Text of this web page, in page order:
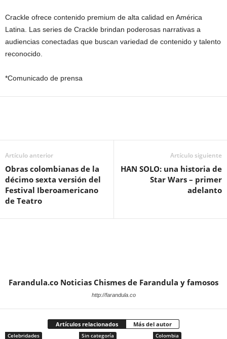
Crackle ofrece contenido premium de alta calidad en América
Latina. Las series de Crackle brindan poderosas narrativas a
audiencias conectadas que buscan variedad de contenido y talento
reconocido.
*Comunicado de prensa
Artículo anterior
Obras colombianas de la
décimo sexta versión del
Festival Iberoamericano
de Teatro
Artículo siguiente
HAN SOLO: una historia de
Star Wars – primer
adelanto
Farandula.co Noticias Chismes de Farandula y famosos
http://farandula.co
Artículos relacionados Más del autor
Celebridades Sin categoría Colombia